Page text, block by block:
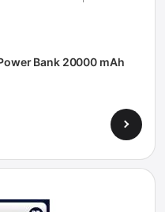
Bank 20000 mAh